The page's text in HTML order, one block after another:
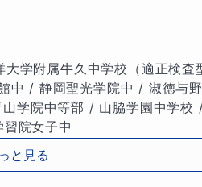
たことがない」
た。
徒様の成績を確実に押し上げて
学附属牛久中学校（適正検査
中 / 静岡聖光学院中 / 淑徳与
学院中等部 / 山脇学園中学校
院女子中
と見る